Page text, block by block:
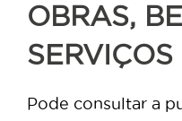
OBRAS,
SERVIÇOS
Pode consultar a